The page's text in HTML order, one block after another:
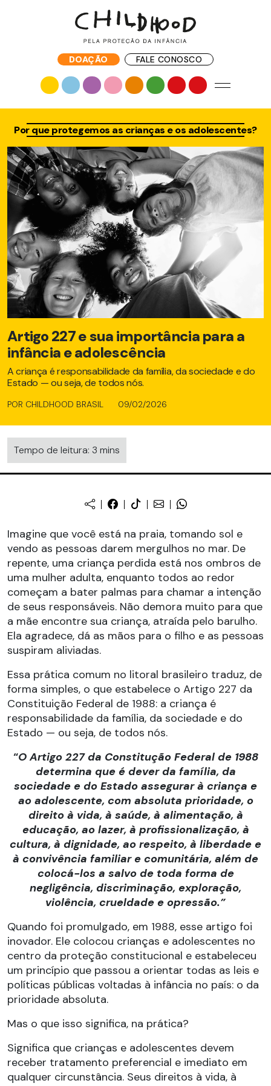
DOAÇÃO FALE CONOSCO
Artigo 227 e sua importância para a
infância e adolescência
A criança é responsabilidade da família, da sociedade e do
Estado — ou seja, de todos nós.
POR CHILDHOOD BRASIL 09/02/2026
Por que protegemos as crianças e os adolescentes?
Tempo de leitura: 3 mins
Imagine que você está na praia, tomando sol e
vendo as pessoas darem mergulhos no mar. De
repente, uma criança perdida está nos ombros de
uma mulher adulta, enquanto todos ao redor
começam a bater palmas para chamar a intenção
de seus responsáveis. Não demora muito para que
a mãe encontre sua criança, atraída pelo barulho.
Ela agradece, dá as mãos para o filho e as pessoas
suspiram aliviadas.
Essa prática comum no litoral brasileiro traduz, de
forma simples, o que estabelece o Artigo 227 da
Constituição Federal de 1988: a criança é
responsabilidade da família, da sociedade e do
Estado — ou seja, de todos nós.
“O Artigo 227 da Constitução Federal de 1988
determina que é dever da família, da
sociedade e do Estado assegurar à criança e
ao adolescente, com absoluta prioridade, o
direito à vida, à saúde, à alimentação, à
educação, ao lazer, à profissionalização, à
cultura, à dignidade, ao respeito, à liberdade e
à convivência familiar e comunitária, além de
colocá-los a salvo de toda forma de
negligência, discriminação, exploração,
violência, crueldade e opressão.”
Quando foi promulgado, em 1988, esse artigo foi
inovador. Ele colocou crianças e adolescentes no
centro da proteção constitucional e estabeleceu
um princípio que passou a orientar todas as leis e
políticas públicas voltadas à infância no país: o da
prioridade absoluta.
Mas o que isso significa, na prática?
Significa que crianças e adolescentes devem
receber tratamento preferencial e imediato em
qualquer circunstância. Seus direitos à vida, à